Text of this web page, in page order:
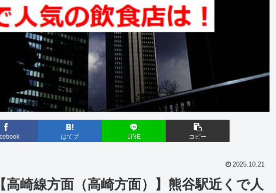
はてブ LINE コピー
2025.10.21
高崎線方面（高崎方面）】熊谷駅近くで人